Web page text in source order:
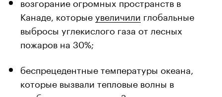
Канаде, которыеувеличили глобальные
выбросы углекислого газа от лесных
пожаров на 30%;
беспрецедентные температуры океана,
которые вызвали тепловые волны в